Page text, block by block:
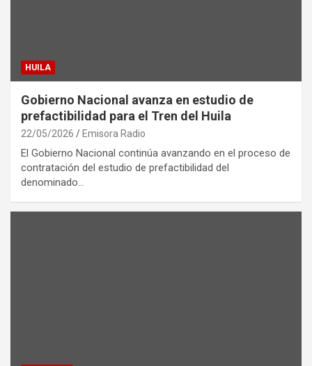
HUILA
Gobierno Nacional avanza en estudio de
prefactibilidad para el Tren del Huila
22/05/2026 Emisora Radio
El Gobierno Nacional continúa avanzando en el proceso de
contratación del estudio de prefactibilidad del
denominado…